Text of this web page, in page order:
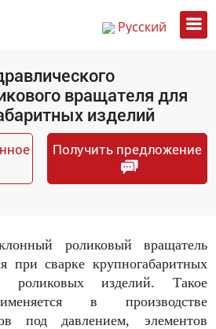
Русский
вращателя для
изделий
Получить предложение
роликовый вращатель
при сварке крупногабаритных
роликовых изделий. Такое
в производстве
под давлением, элементов